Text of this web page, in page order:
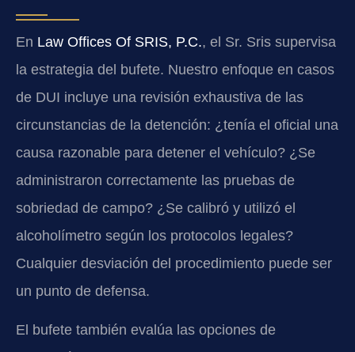
En Law Offices Of SRIS, P.C., el Sr. Sris supervisa
la estrategia del bufete. Nuestro enfoque en casos
de DUI incluye una revisión exhaustiva de las
circunstancias de la detención: ¿tenía el oficial una
causa razonable para detener el vehículo? ¿Se
administraron correctamente las pruebas de
sobriedad de campo? ¿Se calibró y utilizó el
alcoholímetro según los protocolos legales?
Cualquier desviación del procedimiento puede ser
un punto de defensa.
El bufete también evalúa las opciones de